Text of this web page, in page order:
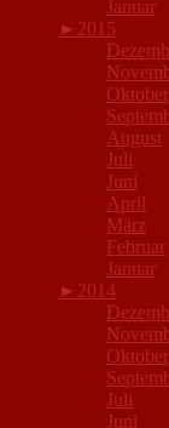
Januar
► 2015
Oktober
August
Juli
Juni
April
März
Februar
Januar
► 2014
Oktober
Juli
Juni